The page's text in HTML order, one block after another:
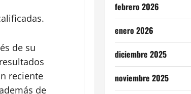
de su
reciente
de
febrero 2026
enero 2026
diciembre 2025
noviembre 2025